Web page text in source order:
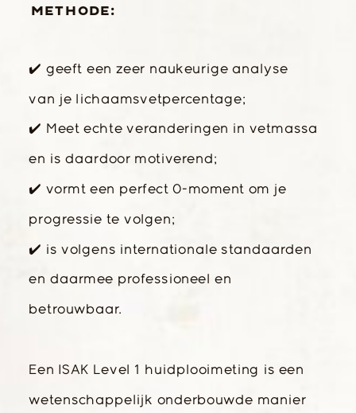
METHODE:
✔️ geeft een zeer naukeurige analyse
van je lichaamsvetpercentage;
✔️ Meet echte veranderingen in vetmassa
en is daardoor motiverend;
✔️ vormt een perfect 0-moment om je
progressie te volgen;
✔️ is volgens internationale standaarden
en daarmee professioneel en
betrouwbaar.
Een ISAK Level 1 huidplooimeting is een
wetenschappelijk onderbouwde manier